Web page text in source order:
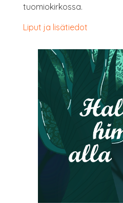
tuomiokirkossa.
Liput ja lisätiedot